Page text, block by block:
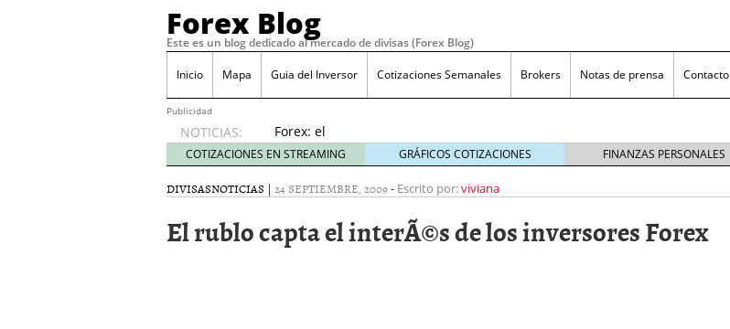
Forex Blog
Este es un blog dedicado al mercado de divisas (Forex Blog)
Inicio Mapa Guia del Inversor Cotizaciones Semanales Brokers Notas de prensa Contacto
Publicidad
NOTICIAS:
Forex: el
presente
y futuro
para
de la
crisis
COTIZACIONES EN STREAMING GRÁFICOS COTIZACIONES FINANZAS PERSONALES
DIVISASNOTICIAS | 24 SEPTIEMBRE, 2009- Escrito por:viviana
El rublo capta el interÃ©s de los inversores Forex